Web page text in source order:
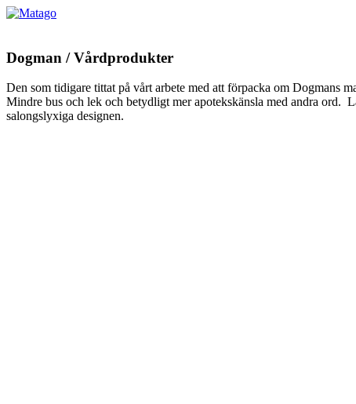
Dogman / Vårdprodukter
Den som tidigare tittat på vårt arbete med att förpacka om Dogmans
Mindre bus och lek och betydligt mer apotekskänsla med andra ord.
salongslyxiga designen.